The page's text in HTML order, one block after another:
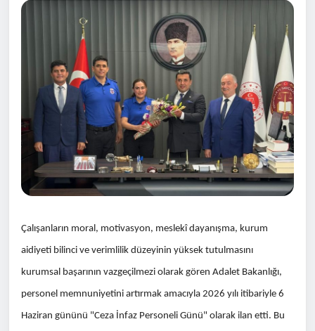
Çalışanların moral, motivasyon, meslekî dayanışma, kurum
aidiyeti bilinci ve verimlilik düzeyinin yüksek tutulmasını
kurumsal başarının vazgeçilmezi olarak gören Adalet Bakanlığı,
personel memnuniyetini artırmak amacıyla 2026 yılı itibariyle 6
Haziran gününü "Ceza İnfaz Personeli Günü" olarak ilan etti. Bu